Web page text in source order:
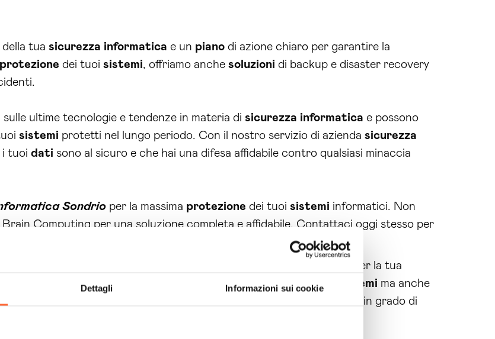
Dettagli Informazioni sui cookie
tua sicurezza informatica e un piano di azione chiaro per garantire la
protezione dei tuoi sistemi, offriamo anche soluzioni di backup e disaster recovery
ultime tecnologie e tendenze in materia di sicurezza informatica e possono
sistemi protetti nel lungo periodo. Con il nostro servizio di azienda sicurezza
i tuoi dati sono al sicuro e che hai una difesa affidabile contro qualsiasi minaccia
Sondrio per la massima protezione dei tuoi sistemi informatici. Non
Computing per una soluzione completa e affidabile. Contattaci oggi stesso per
proteggere il tuo business
offre molti altri benefici per la tua
informatica, che significa che proteggiamo non solo i tuoi sistemi ma anche
completo, sarai in grado di
dovresti dedicare alla